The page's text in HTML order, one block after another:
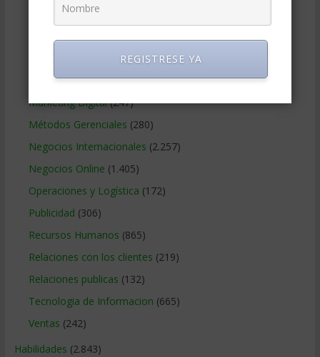
Gerencia social y ambiental
Marketing(988)
Marketing Digital(247)
Métodos Gerenciales (280)
Negocios Internacionales (2.257)
Negocios Online (1.405)
Operaciones y Logística (172)
Publicidad (306)
Recursos Humanos (865)
Relaciones con los clientes (219)
Relaciones publicas (132)
Tecnologia de Informacion (665)
Ventas (242)
Habilidades (2.843)
REGISTRESE YA